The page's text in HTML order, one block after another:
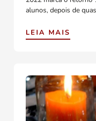
alunos, depois de
LEIA MAIS